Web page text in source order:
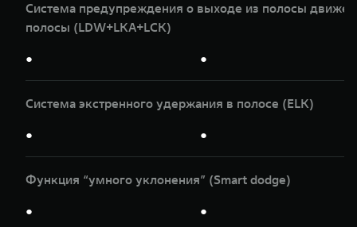
Система предупреждения о выходе из полосы
полосы (LDW+LKA+LCK)
● ●
Система экстренного удержания в полосе (ELK)
● ●
Функция “умного уклонения” (Smart dodge)
● ●